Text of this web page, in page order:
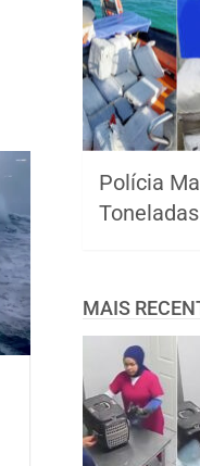
Polícia
MAIS